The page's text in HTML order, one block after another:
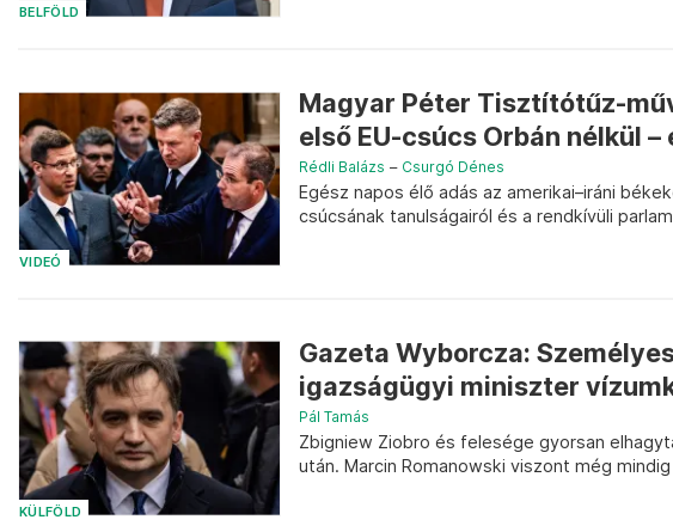
BELFÖLD
VIDEÓ
Magyar Péter Tisztítótűz-
első EU-csúcs Orbán nélkül –
Rédli Balázs – Csurgó Dénes
Egész napos élő adás az amerikai–iráni
csúcsának tanulságairól és a rendkívüli
KÜLFÖLD
Gazeta Wyborcza:
igazságügyi miniszter
Pál Tamás
Zbigniew Ziobro és felesége gyorsan
után. Marcin Romanowski viszont még